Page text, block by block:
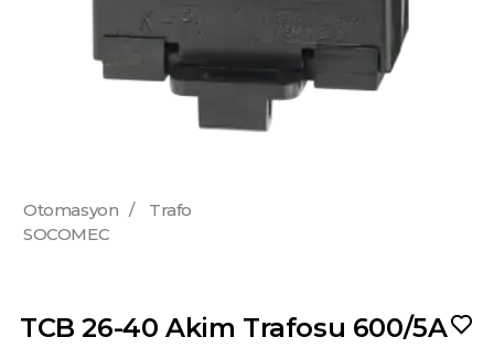
Otomasyon /
Trafo
SOCOMEC
TCB 26-40 Akim Trafosu 600/5A